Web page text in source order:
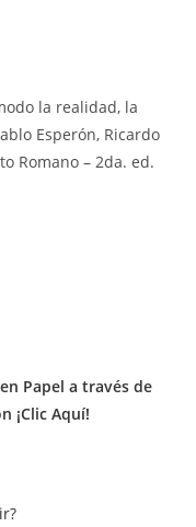
la realidad, la
Esperón, Ricardo
Romano – 2da. ed.
Papel a través de
¡Clic Aquí!